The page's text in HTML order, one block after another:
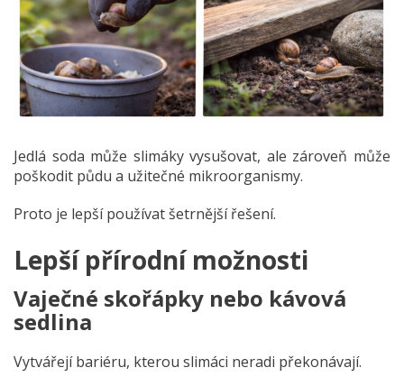
Jedlá soda může slimáky vysušovat, ale zároveň může
poškodit půdu a užitečné mikroorganismy.
Proto je lepší používat šetrnější řešení.
Lepší přírodní možnosti
Vaječné skořápky nebo kávová
sedlina
Vytvářejí bariéru, kterou slimáci neradi překonávají.